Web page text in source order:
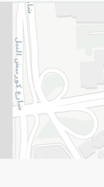
يرجى الملاحظة:
طفيف. قد يتغير
المواصفات
براند
الحجم
SKU